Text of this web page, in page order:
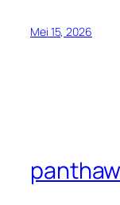
Mei 15, 2026